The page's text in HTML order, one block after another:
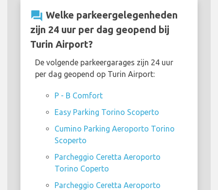
question_answer Welke parkeergelegenheden
zijn 24 uur per dag geopend bij
Turin Airport?
De volgende parkeergarages zijn 24 uur
per dag geopend op Turin Airport:
P - B Comfort
Easy Parking Torino Scoperto
Cumino Parking Aeroporto Torino
Scoperto
Parcheggio Ceretta Aeroporto
Torino Coperto
Parcheggio Ceretta Aeroporto